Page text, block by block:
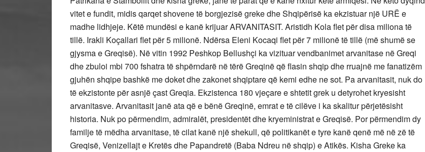
vitet e fundit, midis qarqet shovene të borgjezisë greke dhe Shqipërisë ka ekzistuar një URË e
madhe lidhjeje. Këtë mundësi e kanë krijuar ARVANITASIT. Aristidh Kola flet për disa miliona të
tillë. Irakli Koçallari flet për 5 milionë. Ndërsa Eleni Kocaqi flet për 7 milionë të tillë (më shumë se
gjysma e Greqisë). Në vitin 1992 Peshkop Bellushçi ka vizituar vendbanimet arvanitase në Greqi
dhe zbuloi mbi 700 fshatra të shpërndarë në tërë Greqinë që flasin shqip dhe rruajnë me fanatizëm
gjuhën shqipe bashkë me doket dhe zakonet shqiptare që kemi edhe ne sot. Pa arvanitasit, nuk do
të ekzistonte për asnjë çast Greqia. Ekzistenca 180 vjeçare e shtetit grek u detyrohet kryesisht
arvanitasve. Arvanitasit janë ata që e bënë Greqinë, emrat e të cilëve i ka skalitur përjetësisht
historia. Nuk po përmendim, admiralët, presidentët dhe kryeministrat e Greqisë. Por përmendim dy
familje të mëdha arvanitase, të cilat kanë një shekull, që politikanët e tyre kanë qenë më në zë të
Greqisë, Venizellajt e Kretës dhe Papandretë (Baba Ndreu në shqip) e Atikës. Kisha Greke ka